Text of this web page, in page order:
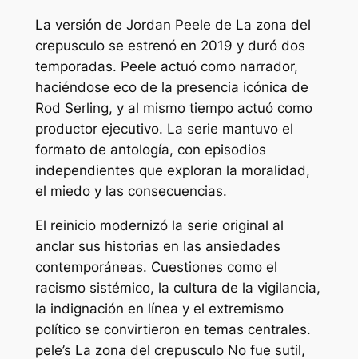
La versión de Jordan Peele de La zona del
crepusculose estrenó en 2019 y duró dos
temporadas. Peele actuó como narrador,
haciéndose eco de la presencia icónica de
Rod Serling, y al mismo tiempo actuó como
productor ejecutivo. La serie mantuvo el
formato de antología, con episodios
independientes que exploran la moralidad,
el miedo y las consecuencias.
El reinicio modernizó la serie original al
anclar sus historias en las ansiedades
contemporáneas. Cuestiones como el
racismo sistémico, la cultura de la vigilancia,
la indignación en línea y el extremismo
político se convirtieron en temas centrales.
pele’s La zona del crepusculoNo fue sutil,